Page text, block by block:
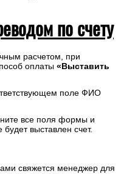
чек.
не будет
РФ.
по счету
расчетом, при
оплаты«Выставить
поле ФИО